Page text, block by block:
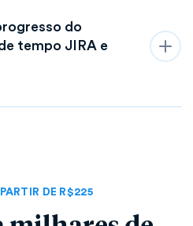
do
tempo JIRA e
DE R$225